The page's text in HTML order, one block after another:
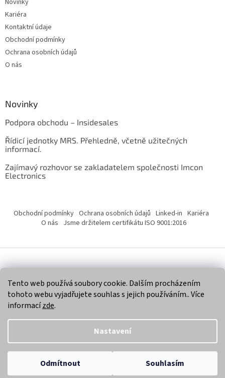
Tento web používá soubory cookie. Dalším procházením
tohoto webu vyjadřujete souhlas s jejich používáním.. Více
informacízde.
Nastavení
Odmítnout Souhlasím
Novinky
Kariéra
Kontaktní údaje
Obchodní podmínky
Ochrana osobních údajů
O nás
Novinky
Podpora obchodu – Insidesales
Řídicí jednotky MRS. Přehledně, včetně užitečných
informací.
Zajímavý rozhovor se zakladatelem společnosti Imcon
Electronics
Obchodní podmínky Ochrana osobních údajů Linked-in Kariéra
O nás Jsme držitelem certifikátu ISO 9001:2016
Copyright 2026